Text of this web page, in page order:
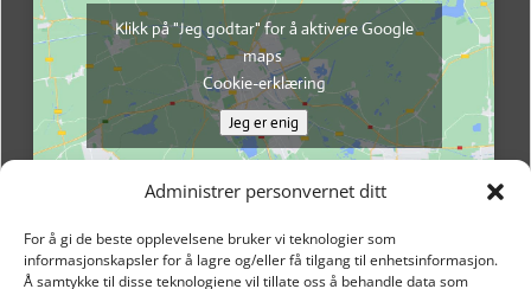
Administrer personvernet ditt
For å gi de beste opplevelsene bruker vi teknologier som
informasjonskapsler for å lagre og/eller få tilgang til enhetsinformasjon.
Å samtykke til disse teknologiene vil tillate oss å behandle data som
Klikk på "Jeg godtar" for å aktivere Google
maps
Cookie-erklæring
Jeg er enig